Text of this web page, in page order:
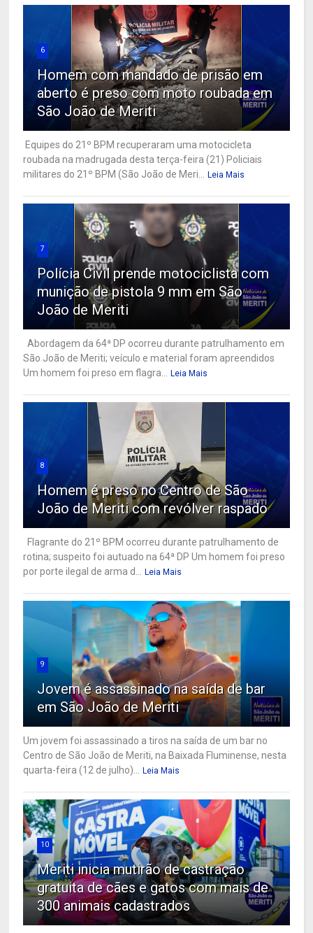
6
Homem com mandado de prisão em
aberto é preso com moto roubada em
São João de Meriti
Equipes do 21º BPM recuperaram uma motocicleta
roubada na madrugada desta terça-feira (21) Policiais
militares do 21º BPM (São João de Meri... Leia Mais
7
Polícia Civil prende motociclista com
munição de pistola 9 mm em São
João de Meriti
Abordagem da 64ª DP ocorreu durante patrulhamento em
São João de Meriti; veículo e material foram apreendidos
Um homem foi preso em flagra... Leia Mais
8
Homem é preso no Centro de São
João de Meriti com revólver raspado
Flagrante do 21º BPM ocorreu durante patrulhamento de
rotina; suspeito foi autuado na 64ª DP Um homem foi preso
por porte ilegal de arma d... Leia Mais
9
Jovem é assassinado na saída de bar
em São João de Meriti
Um jovem foi assassinado a tiros na saída de um bar no
Centro de São João de Meriti, na Baixada Fluminense, nesta
quarta-feira (12 de julho)... Leia Mais
10
Meriti inicia mutirão de castração
gratuita de cães e gatos com mais de
300 animais cadastrados